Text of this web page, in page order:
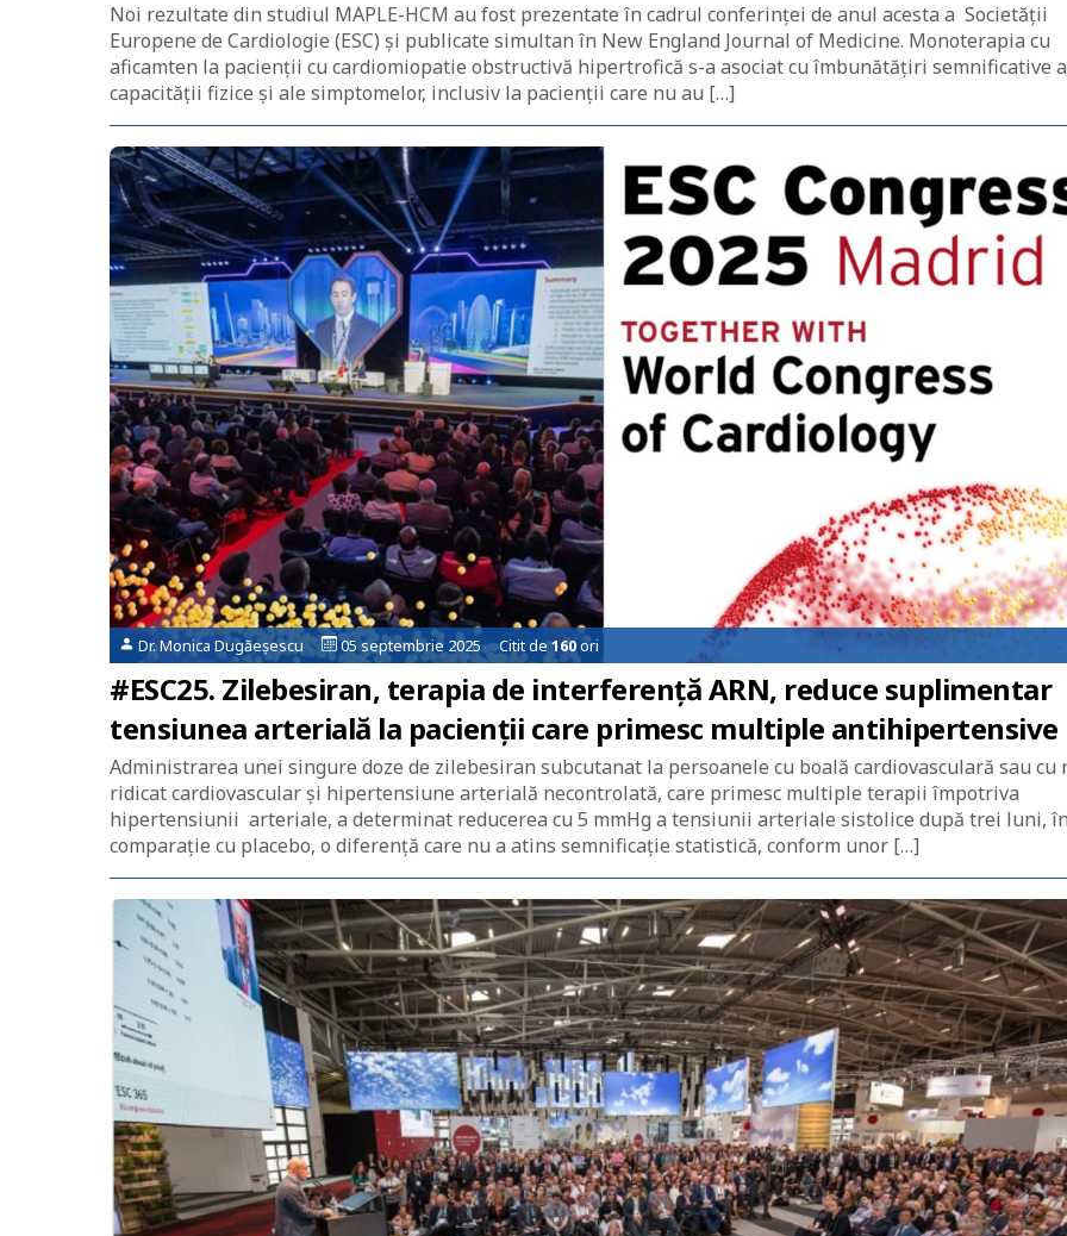
Noi rezultate din studiul MAPLE-HCM au fost prezentate în cadrul conferinței de anul acesta a Societății
Europene de Cardiologie (ESC) şi publicate simultan în New England Journal of Medicine. Monoterapia cu
aficamten la pacienții cu cardiomiopatie obstructivă hipertrofică s-a asociat cu îmbunătățiri semnificative
capacității fizice și ale simptomelor, inclusiv la pacienții care nu au […]
Dr. Monica Dugăeșescu 05 septembrie 2025 Citit de160ori
#ESC25. Zilebesiran, terapia de interferenţă ARN, reduce suplimentar
tensiunea arterială la pacienţii care primesc multiple antihipertensive
Administrarea unei singure doze de zilebesiran subcutanat la persoanele cu boală cardiovasculară sau cu
ridicat cardiovascular și hipertensiune arterială necontrolată, care primesc multiple terapii împotriva
hipertensiunii arteriale, a determinat reducerea cu 5 mmHg a tensiunii arteriale sistolice după trei luni,
comparație cu placebo, o diferență care nu a atins semnificație statistică, conform unor […]